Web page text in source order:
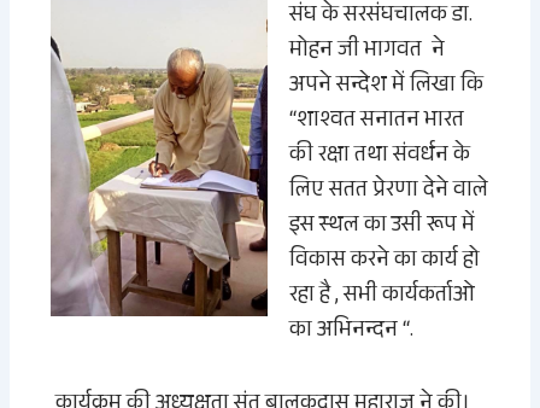
संघके सरसंघचालकडा.
मोहन जी भागवत ने
अपने सन्देश में लिखा कि
“शाश्वत सनातन भारत
की रक्षा तथा संवर्धन के
लिए सतत प्रेरणा देने वाले
इस स्थल का उसी रूप में
विकास करने का कार्य हो
रहा है , सभी कार्यकर्ताओ
का अभिनन्दन “.